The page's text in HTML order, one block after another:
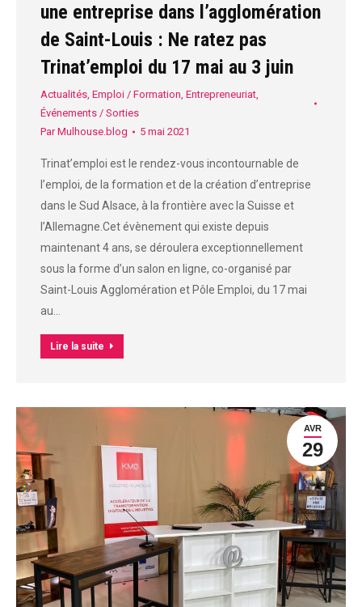
une entreprise dans l’agglomération
de Saint-Louis : Ne ratez pas
Trinat’emploi du 17 mai au 3 juin
Actualités, Emploi / Formation, Entrepreneuriat,
Événements / Sorties
ParMulhouse.blog 5 mai 2021
Trinat’emploi est le rendez-vous incontournable de
l’emploi, de la formation et de la création d’entreprise
dans le Sud Alsace, à la frontière avec la Suisse et
l’Allemagne.Cet évènement qui existe depuis
maintenant 4 ans, se déroulera exceptionnellement
sous la forme d’un salon en ligne, co-organisé par
Saint-Louis Agglomération et Pôle Emploi, du 17 mai
au…
Lire la suite
AVR
29